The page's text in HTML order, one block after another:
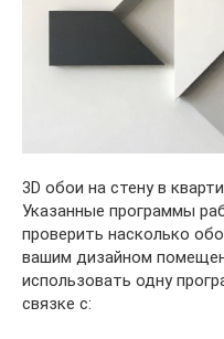
3D обои на стену в
Указанные программы
проверить насколько
вашим дизайном
использовать одну
связке с: